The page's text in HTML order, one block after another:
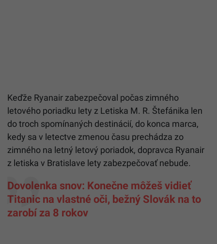
Keďže Ryanair zabezpečoval počas zimného
letového poriadku lety z Letiska M. R. Štefánika len
do troch spomínaných destinácií, do konca marca,
kedy sa v letectve zmenou času prechádza zo
zimného na letný letový poriadok, dopravca Ryanair
z letiska v Bratislave lety zabezpečovať nebude.
Dovolenka snov: Konečne môžeš vidieť
Titanic na vlastné oči, bežný Slovák na to
zarobí za 8 rokov